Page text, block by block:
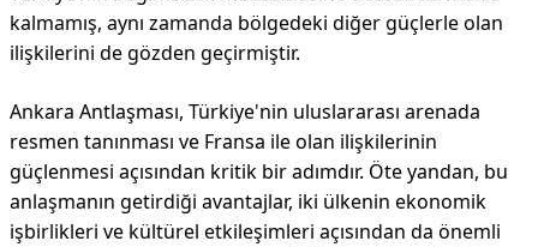
kalmamış, aynı zamanda bölgedeki diğer güçlerle olan
ilişkilerini de gözden geçirmiştir.
Ankara Antlaşması, Türkiye'nin uluslararası arenada
resmen tanınması ve Fransa ile olan ilişkilerinin
güçlenmesi açısından kritik bir adımdır. Öte yandan, bu
anlaşmanın getirdiği avantajlar, iki ülkenin ekonomik
işbirlikleri ve kültürel etkileşimleri açısından da önemli